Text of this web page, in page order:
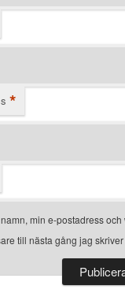
*
min e-postadress och
till nästa gång jag skriver